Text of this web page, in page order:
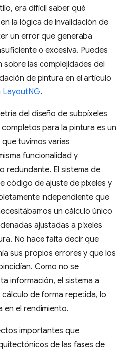
era difícil saber qué
la lógica de invalidación de
un error que generaba
o excesiva. Puedes
las complejidades del
de pintura en el artículo
LayoutNG.
del diseño de subpíxeles
para la pintura es un
tuvimos varias
funcionalidad y
redundante. El sistema de
código de ajuste de píxeles y
independiente que
un cálculo único
ajustadas a píxeles
No hace falta decir que
sus propios errores y que los
Como no se
información, el sistema a
cálculo de forma repetida, lo
en el rendimiento.
importantes que
de las fases de